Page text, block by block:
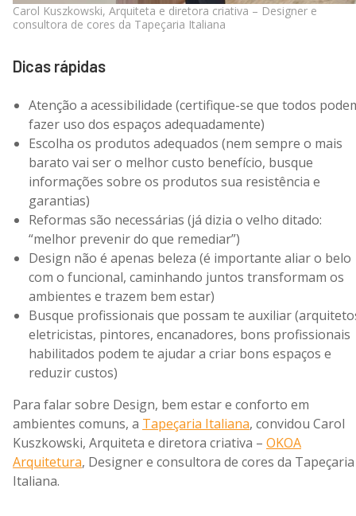
Carol Kuszkowski, Arquiteta e diretora criativa – Designer e
consultora de cores da Tapeçaria Italiana
Dicas rápidas
Atenção a acessibilidade (certifique-se que todos
fazer uso dos espaços adequadamente)
Escolha os produtos adequados (nem sempre o mais
barato vai ser o melhor custo benefício, busque
informações sobre os produtos sua resistência e
garantias)
Reformas são necessárias (já dizia o velho ditado:
“melhor prevenir do que remediar”)
Design não é apenas beleza (é importante aliar o belo
com o funcional, caminhando juntos transformam os
ambientes e trazem bem estar)
Busque profissionais que possam te auxiliar
eletricistas, pintores, encanadores, bons profissionais
habilitados podem te ajudar a criar bons espaços e
reduzir custos)
Para falar sobre Design, bem estar e conforto em
ambientes comuns, a Tapeçaria Italiana, convidou Carol
Kuszkowski, Arquiteta e diretora criativa – OKOA
Arquitetura, Designer e consultora de cores da Tapeçaria
Italiana.